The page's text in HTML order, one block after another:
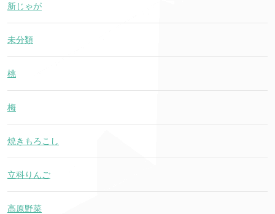
新じゃが
未分類
桃
梅
焼きもろこし
立科りんご
高原野菜